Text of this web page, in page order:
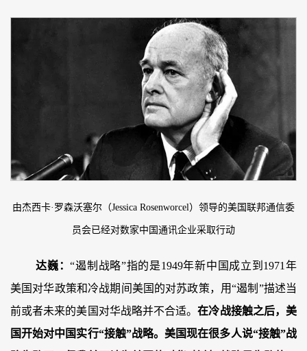
由杰西卡·罗森沃塞尔（Jessica Rosenworcel）领导的美国联邦通信委
员会已经对数家中国通讯企业采取行动
达巍：“遏制战略”指的是1949年新中国成立到1971年
美国对华政策和冷战期间美国的对苏政策，用“遏制”描述当
前或者未来的美国对华战略并不合适。在冷战接触之后，美
国开始对中国实行“接触”战略。美国现在很多人说“接触”战